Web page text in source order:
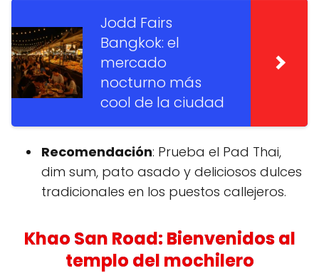
Jodd Fairs
Bangkok: el
mercado
nocturno más
cool de la ciudad
Recomendación: Prueba el Pad Thai,
dim sum, pato asado y deliciosos dulces
tradicionales en los puestos callejeros.
Khao San Road: Bienvenidos al
templo del mochilero